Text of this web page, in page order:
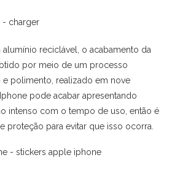
reciclável, o acabamento da
por meio de um processo
polimento, realizado em nove
pode acabar apresentando
intenso com o tempo de uso, então é
proteção para evitar que isso ocorra.